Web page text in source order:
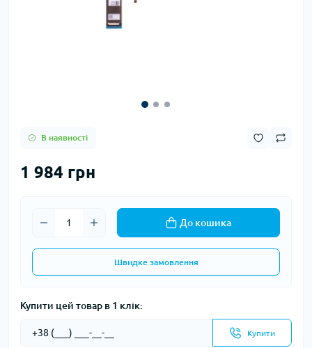
В наявності
1 984 грн
До кошика
Швидке замовлення
Купити цей товар в 1 клік:
Купити